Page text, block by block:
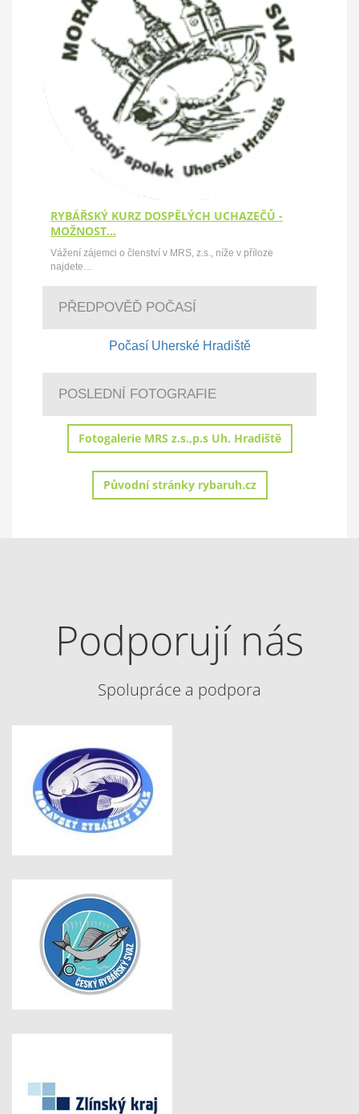
RYBÁŘSKÝ KURZ DOSPĚLÝCH UCHAZEČŮ -
MOŽNOST…
Vážení zájemci o členství v MRS, z.s., níže v příloze
najdete…
PŘEDPOVĚĎ POČASÍ
Počasí Uherské Hradiště
POSLEDNÍ FOTOGRAFIE
Fotogalerie MRS z.s.,p.s Uh. Hradiště
Původní stránky rybaruh.cz
Podporují nás
Spolupráce a podpora